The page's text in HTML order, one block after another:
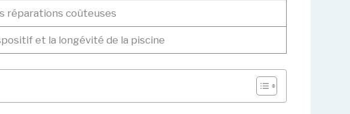
réparations coûteuses
et la longévité de la piscine